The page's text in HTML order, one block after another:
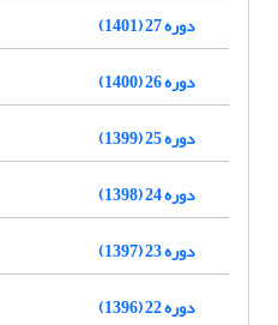
دوره 27 (1401)
دوره 26 (1400)
دوره 25 (1399)
دوره 24 (1398)
دوره 23 (1397)
دوره 22 (1396)